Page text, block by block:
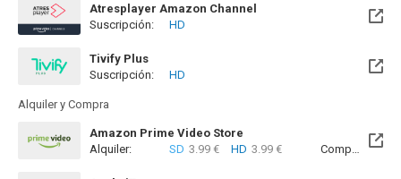
Atresplayer Amazon Channel
Suscripción:
HD
Tivify Plus
Disponible hasta el Dom, 09 Ago 2026 (Quedan 2 días)
Suscripción: HD
Alquiler y Compra
Amazon Prime Video Store
Alquiler:
SD 3.99 € HD 3.99 € Compra: SD